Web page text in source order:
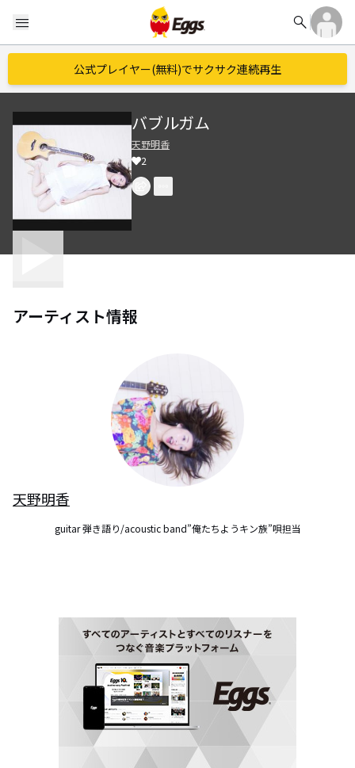
menu search
公式プレイヤー(無料)でサクサク連続再生
バブルガム
天野明香
2
アーティスト情報
天野明香
guitar 弾き語り/acoustic band”俺たちようキン族”唄担当